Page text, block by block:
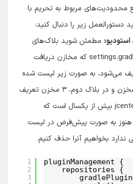
محدودیت‌های مربوط به تحریم با
زیر را دنبال کنید:
مطمئن شوید بلاک‌های
Dependency در فایل settings.gradle که مخازن دریافت
می‌شود، به صورت زیر لیست شده
اند. در بلاک نخست، ۴ مخزن و در بلاک دوم، ۳ مخزن تعریف
شده است. البته مخزن jcenter بیش از یکسال است که
هنوز به صورت پیش‌فرض در لیست
ندارد بخواهیم آنرا حذف کنیم.
1
2
3
pluginManagement {
repositories {